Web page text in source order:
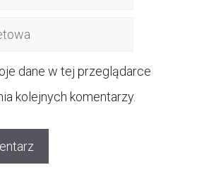
dane w tej przeglądarce
kolejnych komentarzy.